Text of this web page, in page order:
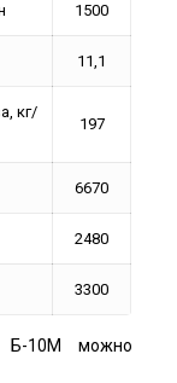
1500
11,1
кг/
197
6670
2480
3300
Б-10М можно